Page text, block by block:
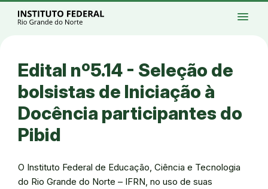
Ir para a página inicial
Ir para a busca
Alto contraste
Login da Área Administrativa
Acessibilidade
menu
Edital nº5.14 - Seleção de
bolsistas de Iniciação à
Docência participantes do
Pibid
O Instituto Federal de Educação, Ciência e Tecnologia
do Rio Grande do Norte – IFRN, no uso de suas